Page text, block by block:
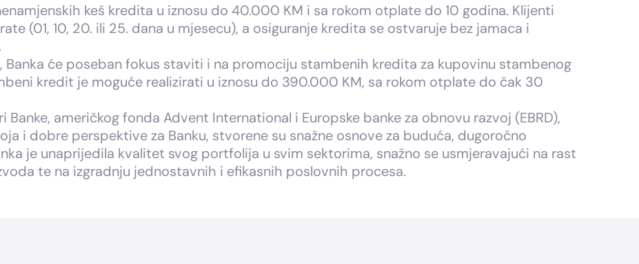
keš kredita u iznosu do 40.000 KM i sa rokom otplate do 10 godina. Klijenti
(01, 10, 20. ili 25. dana u mjesecu), a osiguranje kredita se ostvaruje bez jamaca i
će poseban fokus staviti i na promociju stambenih kredita za kupovinu stambenog
kredit je moguće realizirati u iznosu do 390.000 KM, sa rokom otplate do čak 30
američkog fonda Advent International i Europske banke za obnovu razvoj (EBRD),
i dobre perspektive za Banku, stvorene su snažne osnove za buduća, dugoročno
je unaprijedila kvalitet svog portfolija u svim sektorima, snažno se usmjeravajući na rast
te na izgradnju jednostavnih i efikasnih poslovnih procesa.